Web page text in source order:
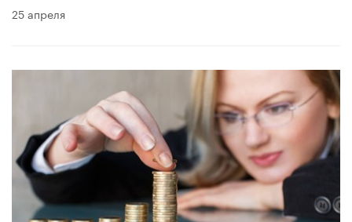
25 апреля